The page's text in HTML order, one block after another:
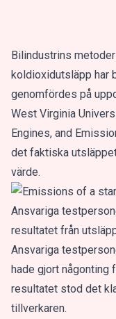
Bilindustrins
koldioxidutsläpp har
genomfördes på
West Virginia
Engines, and
det faktiska
värde.
Ansvariga
resultatet från
Ansvariga
hade gjort någonting
resultatet stod det
tillverkaren.